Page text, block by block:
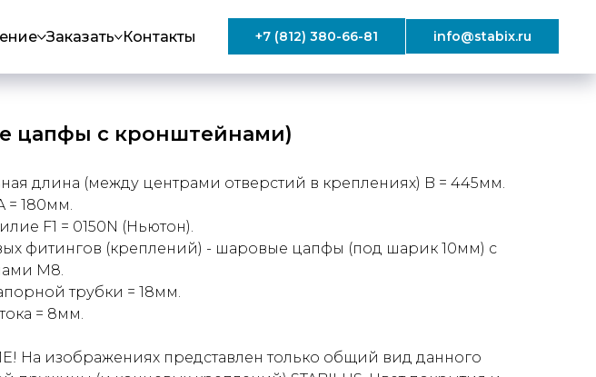
Заказать Контакты +7 (812) 380-66-81 info@stabix.ru
цапфы с кронштейнами)
длина (между центрами отверстий в креплениях) B = 445мм.
= 180мм.
F1 = 0150N (Ньютон).
фитингов (креплений) - шаровые цапфы (под шарик 10мм) с
М8.
трубки = 18мм.
= 8мм.
На изображениях представлен только общий вид данного